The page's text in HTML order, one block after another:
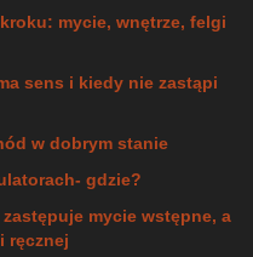
mycie, wnętrze, felgi
sens i kiedy nie zastąpi
w dobrym stanie
gdzie?
mycie wstępne, a
ręcznej